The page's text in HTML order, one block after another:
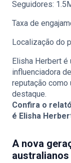
Seguidores:
Taxa de
Localização do
Elisha Herbert é
influenciadora
reputação como
destaque.
Confira o
é Elisha
A nova
australianos